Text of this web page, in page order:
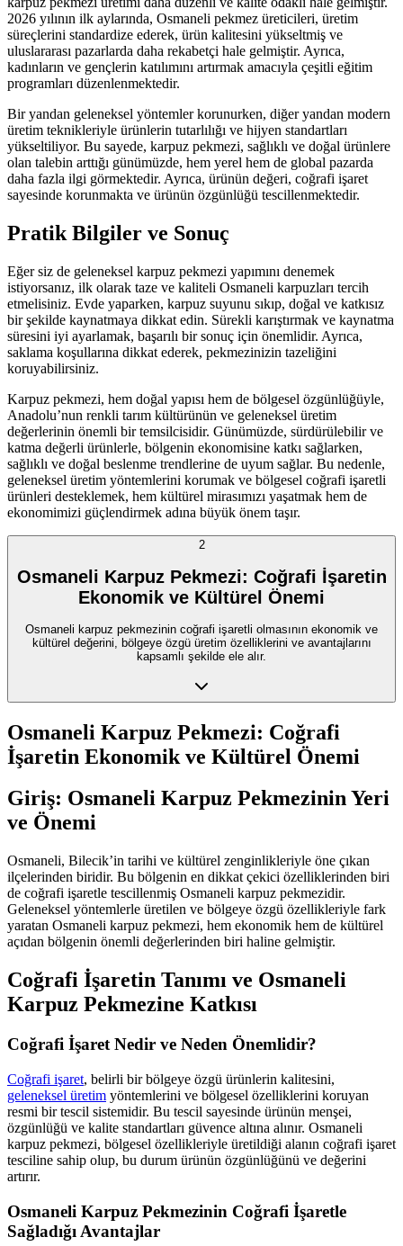
2026 yılının ilk aylarında, Osmaneli pekmez üreticileri, üretim
süreçlerini standardize ederek, ürün kalitesini yükseltmiş ve
uluslararası pazarlarda daha rekabetçi hale gelmiştir. Ayrıca,
kadınların ve gençlerin katılımını artırmak amacıyla çeşitli eğitim
programları düzenlenmektedir.
Bir yandan geleneksel yöntemler korunurken, diğer yandan modern
üretim teknikleriyle ürünlerin tutarlılığı ve hijyen standartları
yükseltiliyor. Bu sayede, karpuz pekmezi, sağlıklı ve doğal ürünlere
olan talebin arttığı günümüzde, hem yerel hem de global pazarda
daha fazla ilgi görmektedir. Ayrıca, ürünün değeri, coğrafi işaret
sayesinde korunmakta ve ürünün özgünlüğü tescillenmektedir.
Pratik Bilgiler ve Sonuç
Eğer siz de geleneksel karpuz pekmezi yapımını denemek
istiyorsanız, ilk olarak taze ve kaliteli Osmaneli karpuzları tercih
etmelisiniz. Evde yaparken, karpuz suyunu sıkıp, doğal ve katkısız
bir şekilde kaynatmaya dikkat edin. Sürekli karıştırmak ve kaynatma
süresini iyi ayarlamak, başarılı bir sonuç için önemlidir. Ayrıca,
saklama koşullarına dikkat ederek, pekmezinizin tazeliğini
koruyabilirsiniz.
Karpuz pekmezi, hem doğal yapısı hem de bölgesel özgünlüğüyle,
Anadolu’nun renkli tarım kültürünün ve geleneksel üretim
değerlerinin önemli bir temsilcisidir. Günümüzde, sürdürülebilir ve
katma değerli ürünlerle, bölgenin ekonomisine katkı sağlarken,
sağlıklı ve doğal beslenme trendlerine de uyum sağlar. Bu nedenle,
geleneksel üretim yöntemlerini korumak ve bölgesel coğrafi işaretli
ürünleri desteklemek, hem kültürel mirasımızı yaşatmak hem de
ekonomimizi güçlendirmek adına büyük önem taşır.
2
Osmaneli Karpuz Pekmezi: Coğrafi İşaretin
Ekonomik ve Kültürel Önemi
Osmaneli karpuz pekmezinin coğrafi işaretli olmasının ekonomik ve
kültürel değerini, bölgeye özgü üretim özelliklerini ve avantajlarını
kapsamlı şekilde ele alır.
Osmaneli Karpuz Pekmezi: Coğrafi
İşaretin Ekonomik ve Kültürel Önemi
Giriş: Osmaneli Karpuz Pekmezinin Yeri
ve Önemi
Osmaneli, Bilecik’in tarihi ve kültürel zenginlikleriyle öne çıkan
ilçelerinden biridir. Bu bölgenin en dikkat çekici özelliklerinden biri
de coğrafi işaretle tescillenmiş Osmaneli karpuz pekmezidir.
Geleneksel yöntemlerle üretilen ve bölgeye özgü özellikleriyle fark
yaratan Osmaneli karpuz pekmezi, hem ekonomik hem de kültürel
açıdan bölgenin önemli değerlerinden biri haline gelmiştir.
Coğrafi İşaretin Tanımı ve Osmaneli
Karpuz Pekmezine Katkısı
Coğrafi İşaret Nedir ve Neden Önemlidir?
Coğrafi işaret, belirli bir bölgeye özgü ürünlerin kalitesini,
geleneksel üretim yöntemlerini ve bölgesel özelliklerini koruyan
resmi bir tescil sistemidir. Bu tescil sayesinde ürünün menşei,
özgünlüğü ve kalite standartları güvence altına alınır. Osmaneli
karpuz pekmezi, bölgesel özellikleriyle üretildiği alanın coğrafi işaret
tesciline sahip olup, bu durum ürünün özgünlüğünü ve değerini
artırır.
Osmaneli Karpuz Pekmezinin Coğrafi İşaretle
Sağladığı Avantajlar